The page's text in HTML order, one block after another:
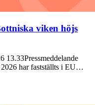
viken höjs
13.33Pressmeddelande
har fastställts i EU…